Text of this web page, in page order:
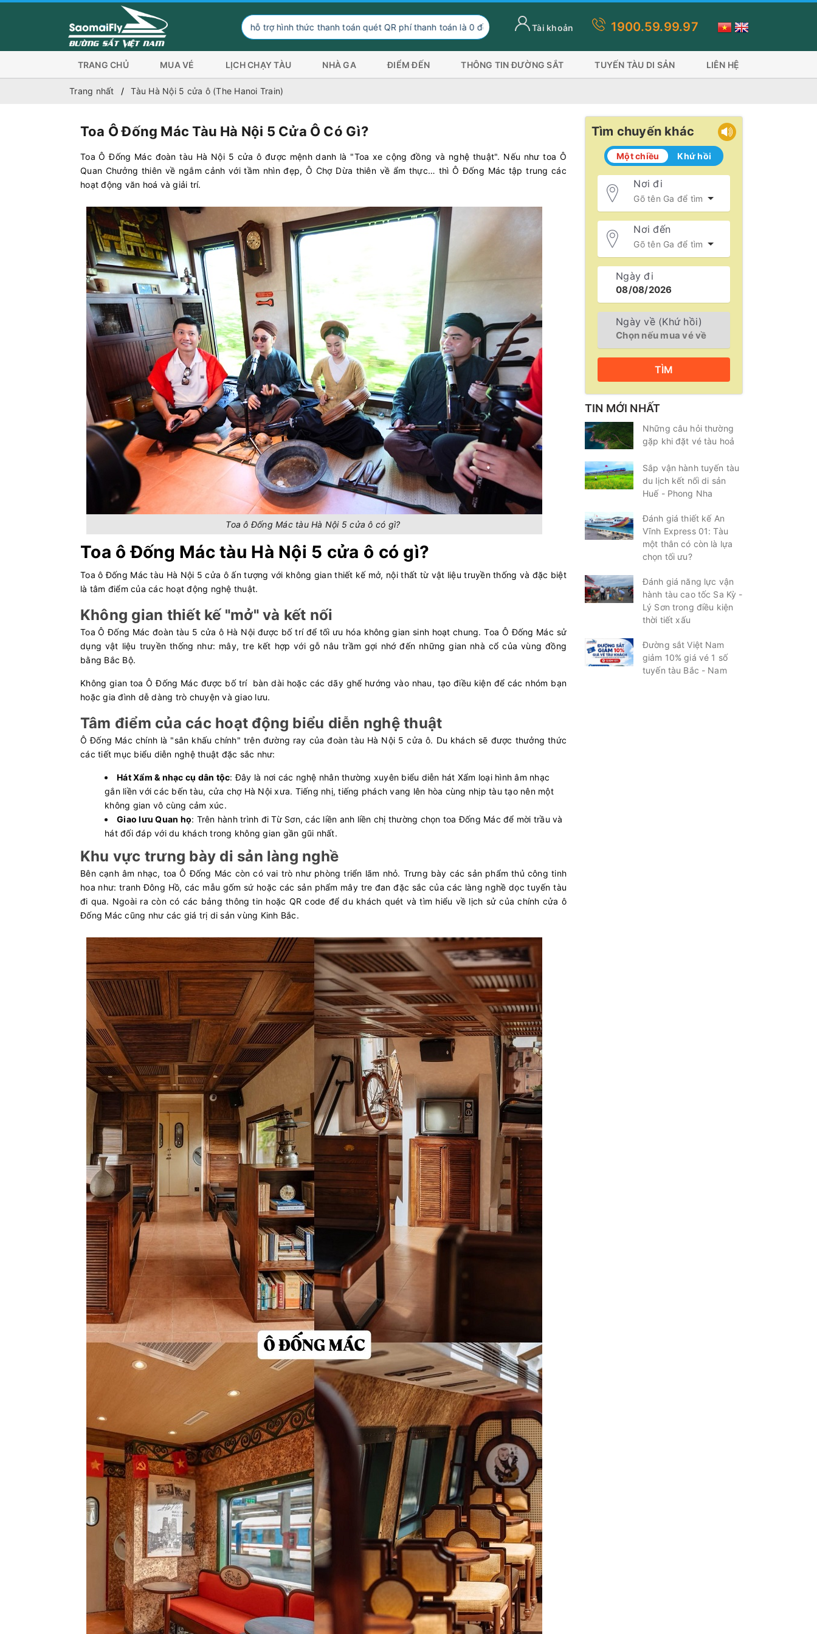
Đơn vị hỗ trợ hình thức thanh toán quét QR phí thanh toán là 0 đồng, ngoài hình thức thanh toán này quý khách lựa chọn thanh toán thẻ visa, ứng dụng ví sẽ mất phí
Tài khoản 1900.59.99.97
TRANG CHỦ MUA VÉ LỊCH CHẠY TÀU NHÀ GA ĐIỂM ĐẾN THÔNG TIN ĐƯỜNG SẮT TUYẾN TÀU DI SẢN LIÊN HỆ
Trang nhất Tàu Hà Nội 5 cửa ô (The Hanoi Train)
Toa Ô Đống Mác Tàu Hà Nội 5 Cửa Ô Có Gì?
Toa Ô Đống Mác đoàn tàu Hà Nội 5 cửa ô được mệnh danh là "Toa xe cộng đồng và nghệ thuật". Nếu như toa Ô
Quan Chưởng thiên về ngắm cảnh với tầm nhìn đẹp, Ô Chợ Dừa thiên về ẩm thực… thì Ô Đống Mác tập trung các
hoạt động văn hoá và giải trí.
Toa ô Đống Mác tàu Hà Nội 5 cửa ô có gì?
Toa ô Đống Mác tàu Hà Nội 5 cửa ô có gì?
Toa ô Đống Mác tàu Hà Nội 5 cửa ô ấn tượng với không gian thiết kế mở, nội thất từ vật liệu truyền thống và đặc biệt
là tâm điểm của các hoạt động nghệ thuật.
Không gian thiết kế "mở" và kết nối
Toa Ô Đống Mác đoàn tàu 5 cửa ô Hà Nội được bố trí để tối ưu hóa không gian sinh hoạt chung. Toa Ô Đống Mác sử
dụng vật liệu truyền thống như: mây, tre kết hợp với gỗ nâu trầm gợi nhớ đến những gian nhà cổ của vùng đồng
bằng Bắc Bộ.
Không gian toa Ô Đống Mác được bố trí bàn dài hoặc các dãy ghế hướng vào nhau, tạo điều kiện để các nhóm bạn
hoặc gia đình dễ dàng trò chuyện và giao lưu.
Tâm điểm của các hoạt động biểu diễn nghệ thuật
Ô Đống Mác chính là "sân khấu chính" trên đường ray của đoàn tàu Hà Nội 5 cửa ô. Du khách sẽ được thưởng thức
các tiết mục biểu diễn nghệ thuật đặc sắc như:
Hát Xẩm & nhạc cụ dân tộc: Đây là nơi các nghệ nhân thường xuyên biểu diễn hát Xẩm loại hình âm nhạc
gắn liền với các bến tàu, cửa chợ Hà Nội xưa. Tiếng nhị, tiếng phách vang lên hòa cùng nhịp tàu tạo nên một
không gian vô cùng cảm xúc.
Giao lưu Quan họ: Trên hành trình đi Từ Sơn, các liền anh liền chị thường chọn toa Đống Mác để mời trầu và
hát đối đáp với du khách trong không gian gần gũi nhất.
Khu vực trưng bày di sản làng nghề
Bên cạnh âm nhạc, toa Ô Đống Mác còn có vai trò như phòng triển lãm nhỏ. Trưng bày các sản phẩm thủ công tinh
hoa như: tranh Đông Hồ, các mẫu gốm sứ hoặc các sản phẩm mây tre đan đặc sắc của các làng nghề dọc tuyến tàu
đi qua. Ngoài ra còn có các bảng thông tin hoặc QR code để du khách quét và tìm hiểu về lịch sử của chính cửa ô
Đống Mác cũng như các giá trị di sản vùng Kinh Bắc.
Tìm chuyến khác
Một chiều Khứ hồi
Nơi đi
Nơi đến
Ngày đi
Ngày về (Khứ hồi)
TÌM
TIN MỚI NHẤT
Những câu hỏi thường
gặp khi đặt vé tàu hoả
Sắp vận hành tuyến tàu
du lịch kết nối di sản
Huế - Phong Nha
Đánh giá thiết kế An
Vĩnh Express 01: Tàu
một thân có còn là lựa
chọn tối ưu?
Đánh giá năng lực vận
hành tàu cao tốc Sa Kỳ -
Lý Sơn trong điều kiện
thời tiết xấu
Đường sắt Việt Nam
giảm 10% giá vé 1 số
tuyến tàu Bắc - Nam